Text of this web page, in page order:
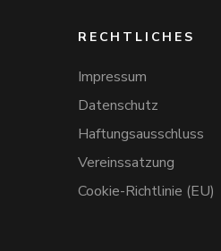
RECHTLICHES
Impressum
Datenschutz
Haftungsausschluss
Vereinssatzung
Cookie-Richtlinie (EU)